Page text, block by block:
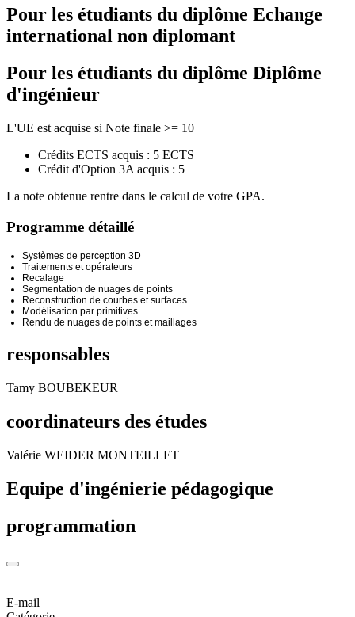
Pour les étudiants du diplôme Echange
international non diplomant
Pour les étudiants du diplôme Diplôme
d'ingénieur
L'UE est acquise si Note finale >= 10
Crédits ECTS acquis : 5 ECTS
Crédit d'Option 3A acquis : 5
La note obtenue rentre dans le calcul de votre GPA.
Programme détaillé
Systèmes de perception 3D
Traitements et opérateurs
Recalage
Segmentation de nuages de points
Reconstruction de courbes et surfaces
Modélisation par primitives
Rendu de nuages de points et maillages
responsables
Tamy BOUBEKEUR
coordinateurs des études
Valérie WEIDER MONTEILLET
Equipe d'ingénierie pédagogique
programmation
E-mail